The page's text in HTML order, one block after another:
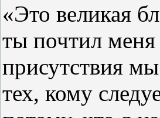
«Это великая
ты почтил меня
присутствия
тех, кому